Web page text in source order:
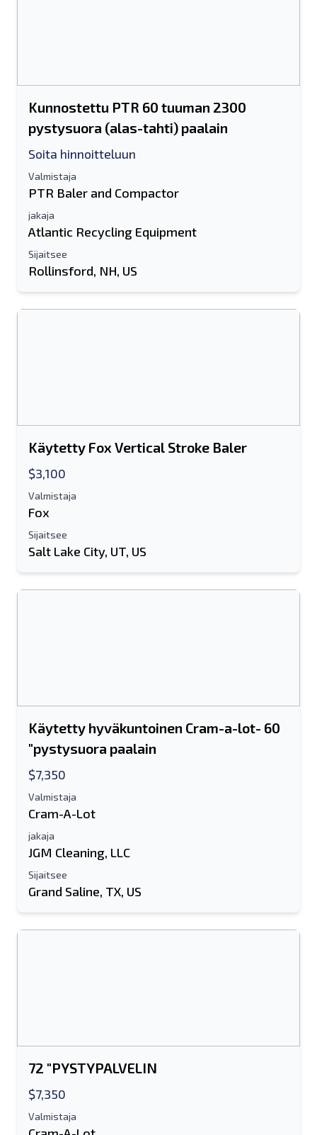
Kunnostettu PTR 60 tuuman 2300
pystysuora (alas-tahti) paalain
Soita hinnoitteluun
Valmistaja
PTR Baler and Compactor
jakaja
Atlantic Recycling Equipment
Sijaitsee
Rollinsford, NH, US
Käytetty Fox Vertical Stroke Baler
$3,100
Valmistaja
Fox
Sijaitsee
Salt Lake City, UT, US
Käytetty hyväkuntoinen Cram-a-lot- 60
"pystysuora paalain
$7,350
Valmistaja
Cram-A-Lot
jakaja
JGM Cleaning, LLC
Sijaitsee
Grand Saline, TX, US
72 "PYSTYPALVELIN
$7,350
Valmistaja